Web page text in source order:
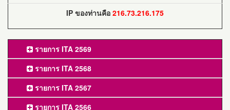
IP ของท่านคือ 216.73.216.175
รายการ ITA 2569
รายการ ITA 2568
รายการ ITA 2567
รายการ ITA 2566